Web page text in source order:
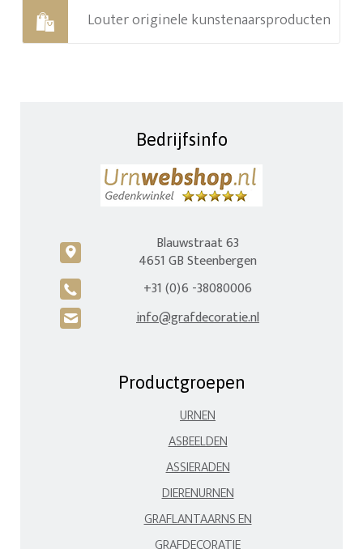
Louter originele kunstenaarsproducten
Bedrijfsinfo
c
Blauwstraat 63
4651 GB Steenbergen
A +31 (0)6 -38080006
H info@grafdecoratie.nl
Productgroepen
URNEN
ASBEELDEN
ASSIERADEN
DIERENURNEN
GRAFLANTAARNS EN